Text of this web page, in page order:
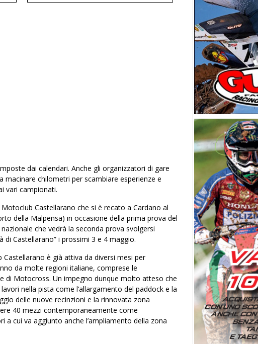
dai calendari. Anche gli organizzatori di gare
macinare chilometri per scambiare esperienze e
vari campionati.
Motoclub Castellarano che si è recato a Cardano al
della Malpensa) in occasione della prima prova del
che vedrà la seconda prova svolgersi
Castellarano” i prossimi 3 e 4 maggio.
Castellarano è già attiva da diversi mesi per
da molte regioni italiane, comprese le
di Motocross. Un impegno dunque molto atteso che
nella pista come l’allargamento del paddock e la
delle nuove recinzioni e la rinnovata zona
40 mezzi contemporaneamente come
a cui va aggiunto anche l’ampliamento della zona